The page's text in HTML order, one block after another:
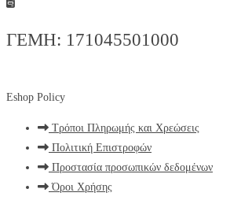
ΓΕΜΗ: 171045501000
Eshop Policy
Τρόποι Πληρωμής και Χρεώσεις
Πολιτική Επιστροφών
Προστασία προσωπικών δεδομένων
Όροι Χρήσης